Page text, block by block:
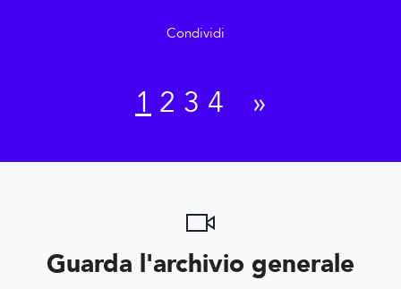
Condividi
1 2 3 4 »
Guarda l'archivio generale